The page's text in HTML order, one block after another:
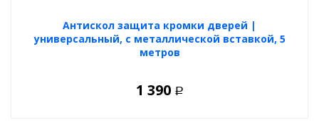
Антискол защита кромки дверей |
универсальный, с металлической вставкой, 5
метров
1 390 Р